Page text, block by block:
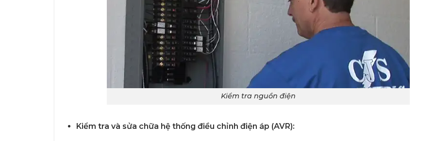
Kiểm tra nguồn điện
Kiểm tra và sửa chữa hệ thống điều chỉnh điện áp (AVR):